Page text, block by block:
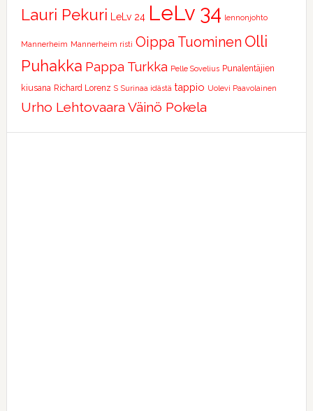
Lauri Pekuri LeLv 24 LeLv 34 lennonjohto
Mannerheim Mannerheim risti Oippa Tuominen Olli
Puhakka Pappa Turkka Pelle Sovelius Punalentäjien
kiusana Richard Lorenz S Surinaa idästä tappio Uolevi Paavolainen
Urho Lehtovaara Väinö Pokela